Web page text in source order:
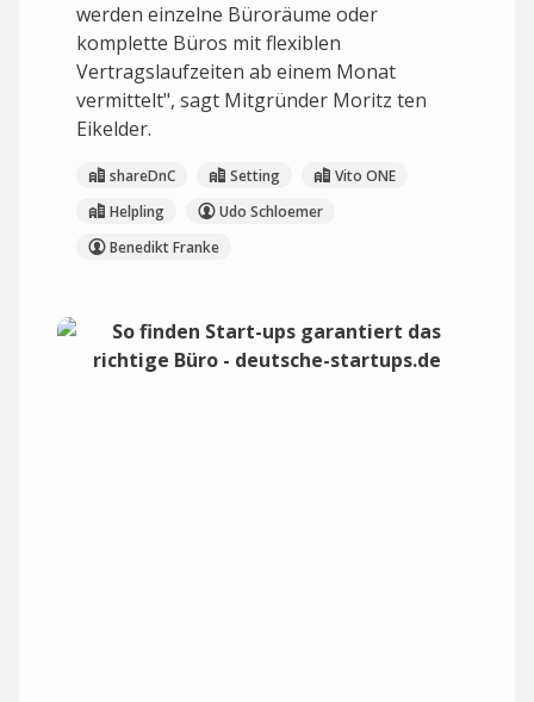
werden einzelne Büroräume oder
komplette Büros mit flexiblen
Vertragslaufzeiten ab einem Monat
vermittelt", sagt Mitgründer Moritz ten
Eikelder.
shareDnC Setting
Vito ONE
Helpling
Udo Schloemer
Benedikt Franke